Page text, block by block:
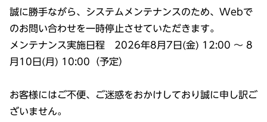
誠に勝手ながら、システムメンテナンスのため、Webで
のお問い合わせを一時停止させていただきます。
メンテナンス実施日程 2026年8月7日(金) 12:00 ～ 8
月10日(月) 10:00（予定）
お客様にはご不便、ご迷惑をおかけしており誠に申し訳ご
ざいません。